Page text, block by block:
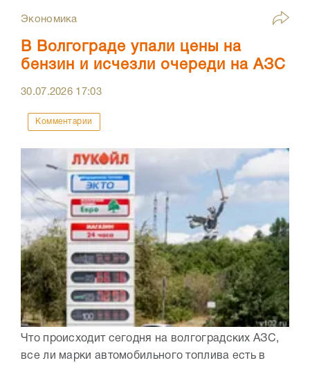
Экономика
В Волгограде упали цены на
бензин и исчезли очереди на АЗС
30.07.2026 17:03
Комментарии
Что происходит сегодня на волгоградских АЗС,
все ли марки автомобильного топлива есть в